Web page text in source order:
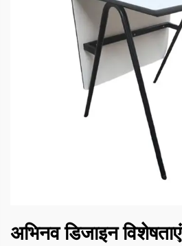
अभिनव डिजाइन विशेषताएं